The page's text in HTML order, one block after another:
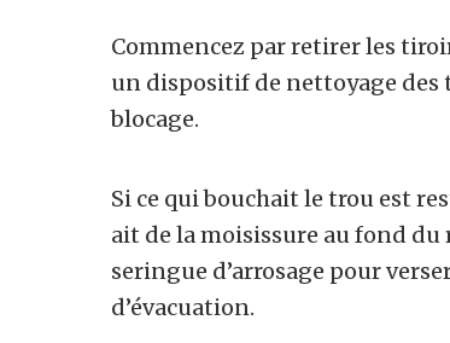
Commencez par retirer les
un dispositif de nettoyage des
blocage.
Si ce qui bouchait le trou est
ait de la moisissure au fond
seringue d’arrosage pour
d’évacuation.